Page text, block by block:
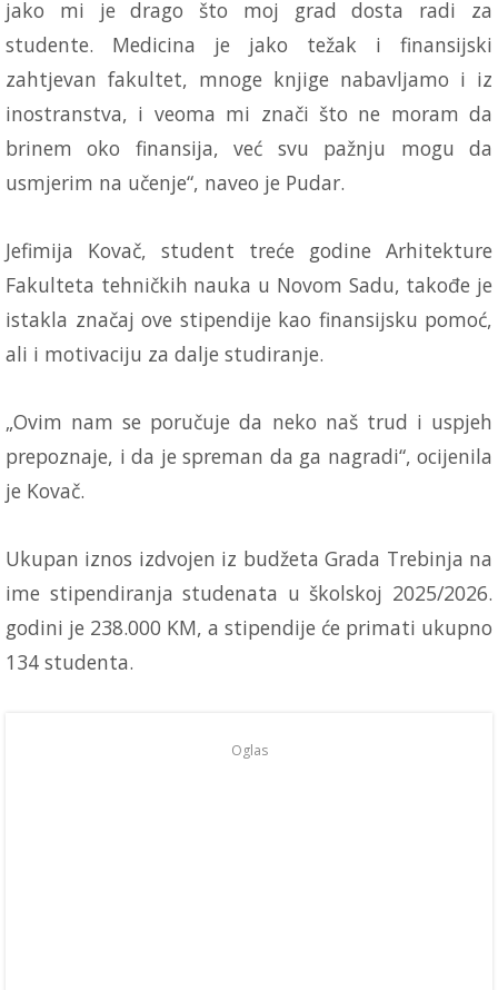
jako mi je drago što moj grad dosta radi za
studente. Medicina je jako težak i finansijski
zahtjevan fakultet, mnoge knjige nabavljamo i iz
inostranstva, i veoma mi znači što ne moram da
brinem oko finansija, već svu pažnju mogu da
usmjerim na učenje“, naveo je Pudar.
Jefimija Kovač, student treće godine Arhitekture
Fakulteta tehničkih nauka u Novom Sadu, takođe je
istakla značaj ove stipendije kao finansijsku pomoć,
ali i motivaciju za dalje studiranje.
„Ovim nam se poručuje da neko naš trud i uspjeh
prepoznaje, i da je spreman da ga nagradi“, ocijenila
je Kovač.
Ukupan iznos izdvojen iz budžeta Grada Trebinja na
ime stipendiranja studenata u školskoj 2025/2026.
godini je 238.000 KM, a stipendije će primati ukupno
134 studenta.
Oglas